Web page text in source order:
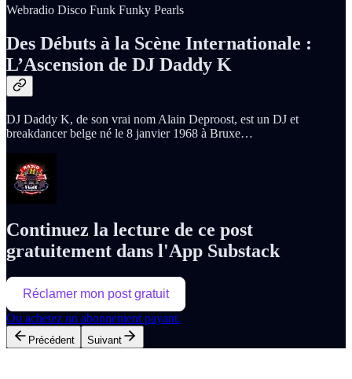
Webradio Disco Funk Funky Pearls
Des Débuts à la Scène Internationale :
L’Ascension de DJ Daddy K
DJ Daddy K, de son vrai nom Alain Deproost, est un DJ et
breakdancer belge né le 8 janvier 1968 à Bruxe…
Continuez la lecture de ce post
gratuitement dans l'App Substack
Réclamer mon post gratuit
Ou achetez un abonnement payant.
Précédent Suivant